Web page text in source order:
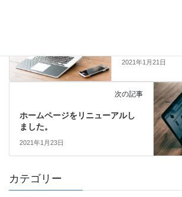
2021年1月21日
次の記事
ホームページをリニューアルし
ました。
2021年1月23日
カテゴリー